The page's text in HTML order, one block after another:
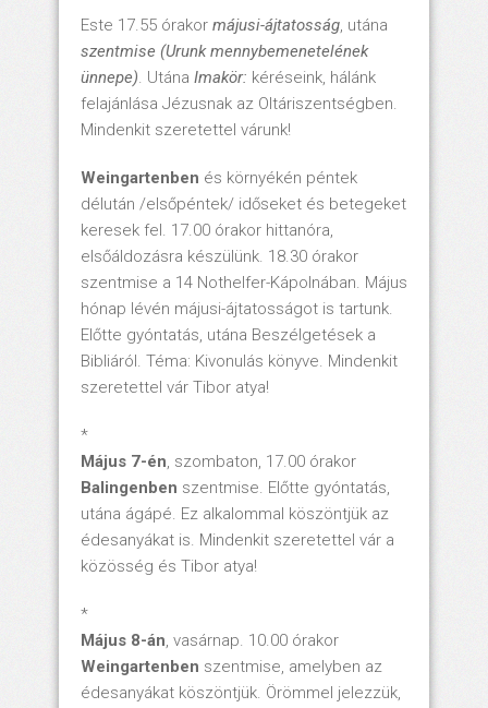
Este 17.55 órakor májusi-ájtatosság, utána
szentmise (Urunk mennybemenetelének
ünnepe). Utána Imakör: kéréseink, hálánk
felajánlása Jézusnak az Oltáriszentségben.
Mindenkit szeretettel várunk!
Weingartenben és környékén péntek
délután /elsőpéntek/ időseket és betegeket
keresek fel. 17.00 órakor hittanóra,
elsőáldozásra készülünk. 18.30 órakor
szentmise a 14 Nothelfer-Kápolnában. Május
hónap lévén májusi-ájtatosságot is tartunk.
Előtte gyóntatás, utána Beszélgetések a
Bibliáról. Téma: Kivonulás könyve. Mindenkit
szeretettel vár Tibor atya!
*
Május 7-én, szombaton, 17.00 órakor
Balingenben szentmise. Előtte gyóntatás,
utána ágápé. Ez alkalommal köszöntjük az
édesanyákat is. Mindenkit szeretettel vár a
közösség és Tibor atya!
*
Május 8-án, vasárnap. 10.00 órakor
Weingartenben szentmise, amelyben az
édesanyákat köszöntjük. Örömmel jelezzük,